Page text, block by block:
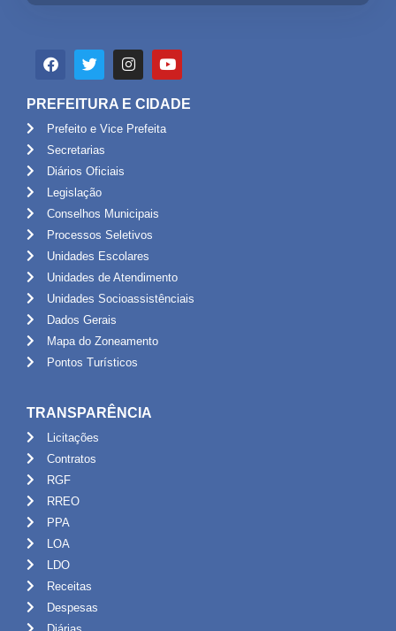
PREFEITURA E CIDADE
Prefeito e Vice Prefeita
Secretarias
Diários Oficiais
Legislação
Conselhos Municipais
Processos Seletivos
Unidades Escolares
Unidades de Atendimento
Unidades Socioassistênciais
Dados Gerais
Mapa do Zoneamento
Pontos Turísticos
TRANSPARÊNCIA
Licitações
Contratos
RGF
RREO
PPA
LOA
LDO
Receitas
Despesas